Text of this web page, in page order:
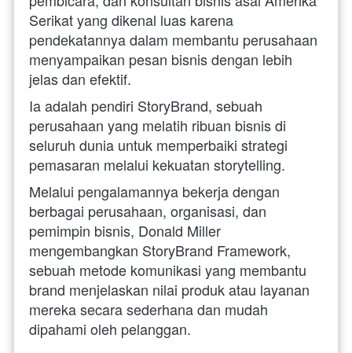
Serikat yang dikenal luas karena
pendekatannya dalam membantu perusahaan
menyampaikan pesan bisnis dengan lebih
jelas dan efektif.
Ia adalah pendiri StoryBrand, sebuah
perusahaan yang melatih ribuan bisnis di
seluruh dunia untuk memperbaiki strategi
pemasaran melalui kekuatan storytelling.
Melalui pengalamannya bekerja dengan
berbagai perusahaan, organisasi, dan
pemimpin bisnis, Donald Miller
mengembangkan StoryBrand Framework,
sebuah metode komunikasi yang membantu
brand menjelaskan nilai produk atau layanan
mereka secara sederhana dan mudah
dipahami oleh pelanggan.